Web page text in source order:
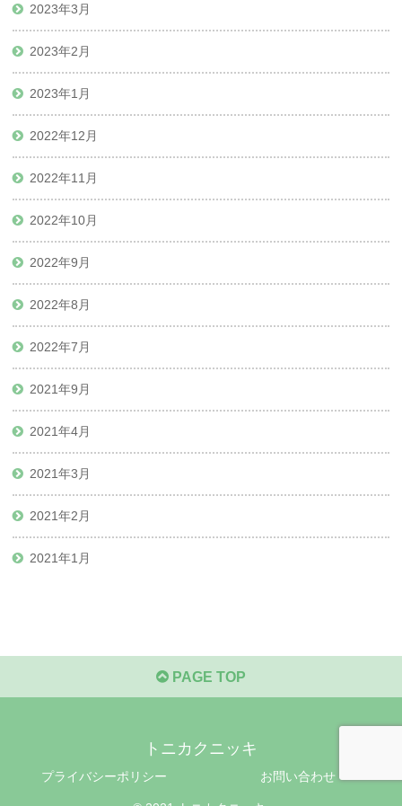
2023年3月
2023年2月
2023年1月
2022年12月
2022年11月
2022年10月
2022年9月
2022年8月
2022年7月
2021年9月
2021年4月
2021年3月
2021年2月
2021年1月
PAGE TOP
トニカクニッキ
プライバシーポリシー お問い合わせ